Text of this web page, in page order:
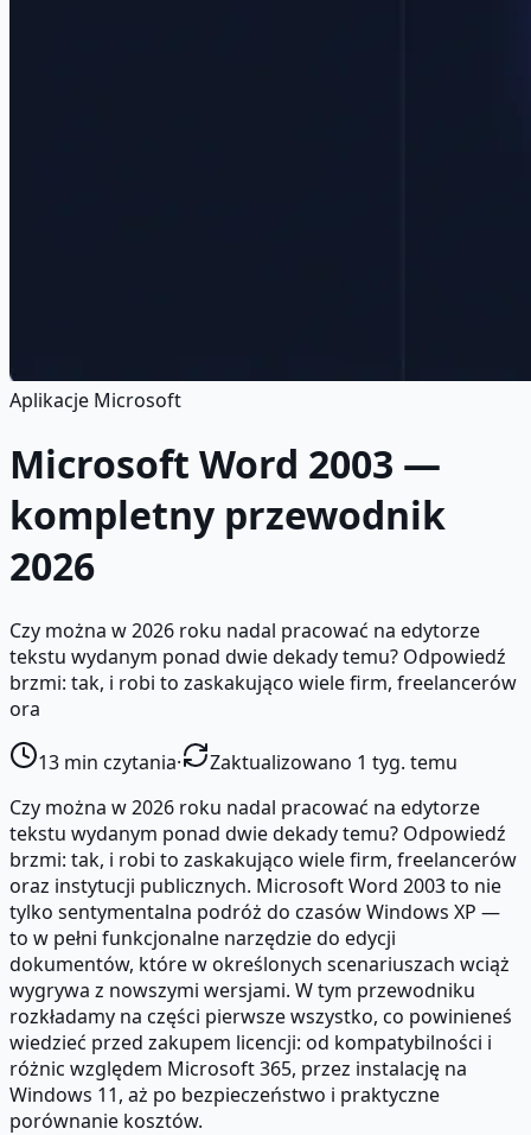
Aplikacje Microsoft
Microsoft Word 2003 —
kompletny przewodnik
2026
Czy można w 2026 roku nadal pracować na edytorze
tekstu wydanym ponad dwie dekady temu? Odpowiedź
brzmi: tak, i robi to zaskakująco wiele firm, freelancerów
ora
13 min czytania·
Zaktualizowano 1 tyg. temu
Czy można w 2026 roku nadal pracować na edytorze
tekstu wydanym ponad dwie dekady temu? Odpowiedź
brzmi: tak, i robi to zaskakująco wiele firm, freelancerów
oraz instytucji publicznych. Microsoft Word 2003 to nie
tylko sentymentalna podróż do czasów Windows XP —
to w pełni funkcjonalne narzędzie do edycji
dokumentów, które w określonych scenariuszach wciąż
wygrywa z nowszymi wersjami. W tym przewodniku
rozkładamy na części pierwsze wszystko, co powinieneś
wiedzieć przed zakupem licencji: od kompatybilności i
różnic względem Microsoft 365, przez instalację na
Windows 11, aż po bezpieczeństwo i praktyczne
porównanie kosztów.